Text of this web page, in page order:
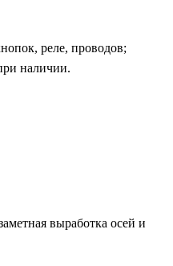
реле, проводов;
наличии.
выработка осей и